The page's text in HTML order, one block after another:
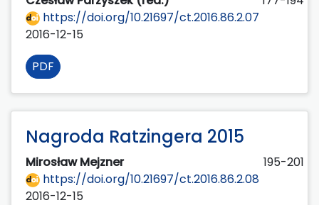
https://doi.org/10.21697/ct.2016.86.2.07
2016-12-15
PDF
Nagroda Ratzingera 2015
Mirosław Mejzner
195-201
https://doi.org/10.21697/ct.2016.86.2.08
2016-12-15